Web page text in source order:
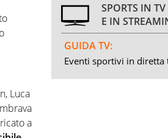
Luca
a
SPORTS IN TV
E IN
GUIDA TV:
Eventi sportivi in diretta